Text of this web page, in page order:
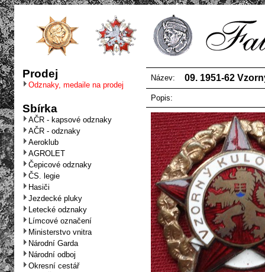
Prodej
Odznaky, medaile na prodej
Sbírka
AČR - kapsové odznaky
AČR - odznaky
Aeroklub
AGROLET
Čepicové odznaky
ČS. legie
Hasiči
Jezdecké pluky
Letecké odznaky
Límcové označení
Ministerstvo vnitra
Národní Garda
Národní odboj
Okresní cestář
Název: 09. 1951-62
Popis: